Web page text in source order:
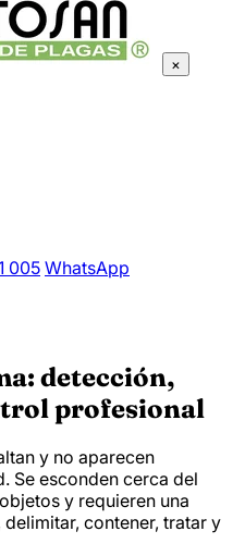
×
005 WhatsApp
detección,
profesional
y no aparecen
Se esconden cerca del
y requieren una
contener, tratar y